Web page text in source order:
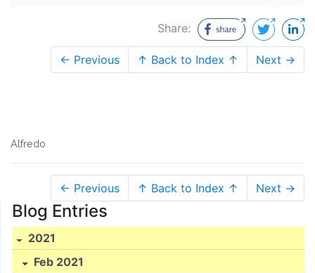
Share:
← Previous ↑ Back to Index ↑ Next →
Alfredo
← Previous ↑ Back to Index ↑ Next →
Blog Entries
2021
Feb 2021